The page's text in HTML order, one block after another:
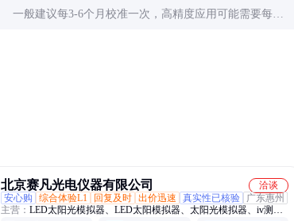
一般建议每3-6个月校准一次，高精度应用可能需要每月
北京赛凡光电仪器有限公司
洽谈
安心购
综合体验L1 回复及时 出价迅速 真实性已核验
广东惠州
主营： LED太阳光模拟器、LED太阳模拟器、太阳光模拟器、iv测试